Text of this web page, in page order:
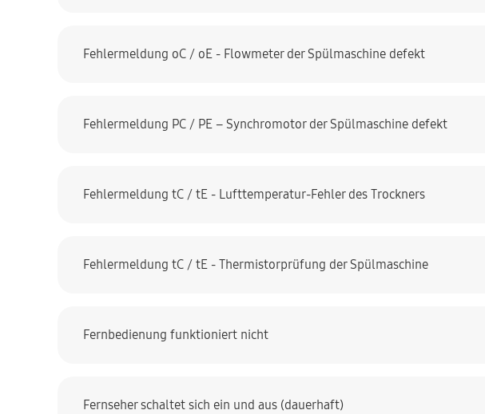
Fehlermeldung oC / oE - Flowmeter der Spülmaschine defekt
Fehlermeldung PC / PE – Synchromotor der Spülmaschine defekt
Fehlermeldung tC / tE - Lufttemperatur-Fehler des Trockners
Fehlermeldung tC / tE - Thermistorprüfung der Spülmaschine
Fernbedienung funktioniert nicht
Fernseher schaltet sich ein und aus (dauerhaft)